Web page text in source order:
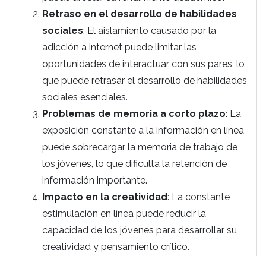
Retraso en el desarrollo de habilidades
sociales: El aislamiento causado por la
adicción a internet puede limitar las
oportunidades de interactuar con sus pares, lo
que puede retrasar el desarrollo de habilidades
sociales esenciales.
Problemas de memoria a corto plazo: La
exposición constante a la información en línea
puede sobrecargar la memoria de trabajo de
los jóvenes, lo que dificulta la retención de
información importante.
Impacto en la creatividad: La constante
estimulación en línea puede reducir la
capacidad de los jóvenes para desarrollar su
creatividad y pensamiento crítico.